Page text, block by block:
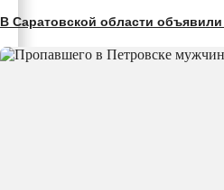
В Саратовской области